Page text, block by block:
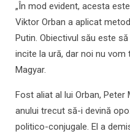
„În mod evident, acesta
Viktor Orban a aplicat
Putin. Obiectivul său este
incite la ură, dar noi nu vom
Magyar.
Fost aliat al lui Orban, Peter
anului trecut să-i devină
politico-conjugale. El a